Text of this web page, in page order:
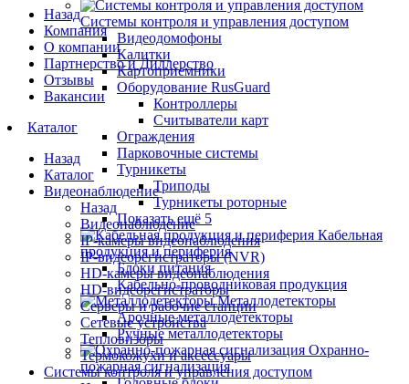
Системы контроля и управления доступом
Видеодомофоны
Калитки
Картоприемники
Оборудование RusGuard
Контроллеры
Считыватели карт
Ограждения
Парковочные системы
Турникеты
Триподы
Турникеты роторные
Показать ещё 5
Кабельная
продукция и периферия
Блоки питания
Кабельно-проводниковая продукция
Металлодетекторы
Арочные металлодетекторы
Ручные металлодетекторы
Охранно-
пожарная сигнализация
Назад
Компания
О компании
Партнерство и Диллерство
Отзывы
Вакансии
Каталог
Назад
Каталог
Видеонаблюдение
Назад
Видеонаблюдение
IP-камеры видеонаблюдения
IP-видеорегистраторы (NVR)
HD-камеры видеонаблюдения
HD-видеорегистраторы
Серверы и рабочие станции
Сетевые устройства
Тепловизоры
Термокожухи и аксессуары
Системы контроля и управления доступом